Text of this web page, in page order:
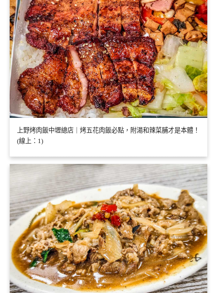
上野烤肉飯中壢總店｜烤五花肉飯必點，附湯和辣菜脯才是本體！
(線上：1)